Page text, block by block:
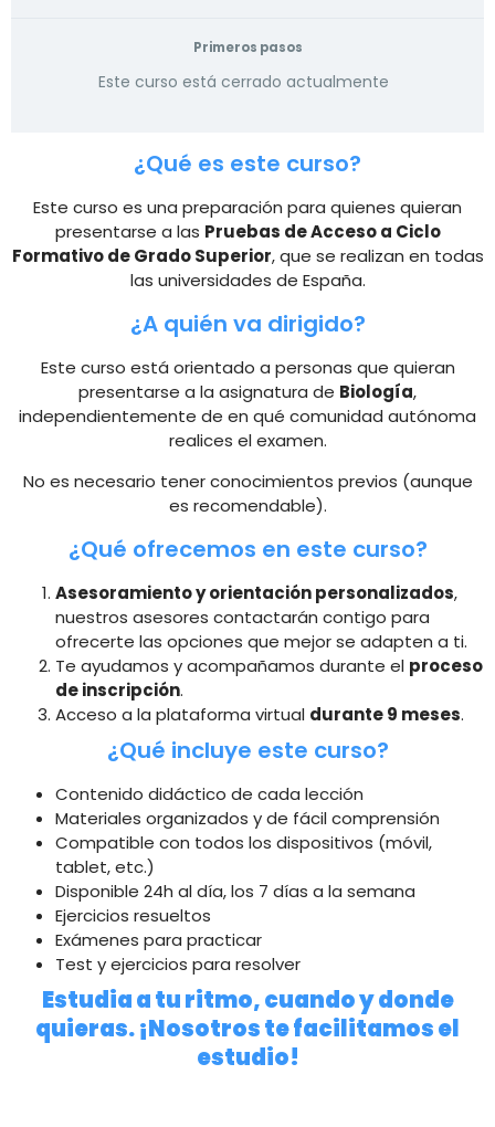
Primeros pasos
Este curso está cerrado actualmente
¿Qué es este curso?
Este curso es una preparación para quienes quieran
presentarse a las Pruebas de Acceso a Ciclo
Formativo de Grado Superior, que se realizan en todas
las universidades de España.
¿A quién va dirigido?
Este curso está orientado a personas que quieran
presentarse a la asignatura de Biología,
independientemente de en qué comunidad autónoma
realices el examen.
No es necesario tener conocimientos previos (aunque
es recomendable).
¿Qué ofrecemos en este curso?
Asesoramiento y orientación personalizados,
nuestros asesores contactarán contigo para
ofrecerte las opciones que mejor se adapten a ti.
Te ayudamos y acompañamos durante el proceso
de inscripción.
Acceso a la plataforma virtual durante 9 meses.
¿Qué incluye este curso?
Contenido didáctico de cada lección
Materiales organizados y de fácil comprensión
Compatible con todos los dispositivos (móvil,
tablet, etc.)
Disponible 24h al día, los 7 días a la semana
Ejercicios resueltos
Exámenes para practicar
Test y ejercicios para resolver
Estudia a tu ritmo, cuando y donde
quieras. ¡Nosotros te facilitamos el
estudio!